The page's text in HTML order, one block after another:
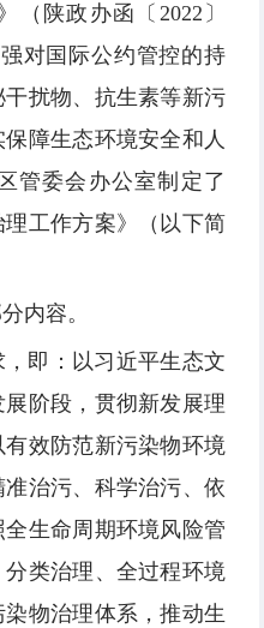
（陕政办函〔2022〕
对国际公约管控的持
扰物、抗生素等新污
障生态环境安全和人
管委会办公室制定了
理工作方案》（以下简
内容。
即：以习近平生态文
阶段，贯彻新发展理
效防范新污染物环境
治污、科学治污、依
生命周期环境风险管
类治理、全过程环境
物治理体系，推动生